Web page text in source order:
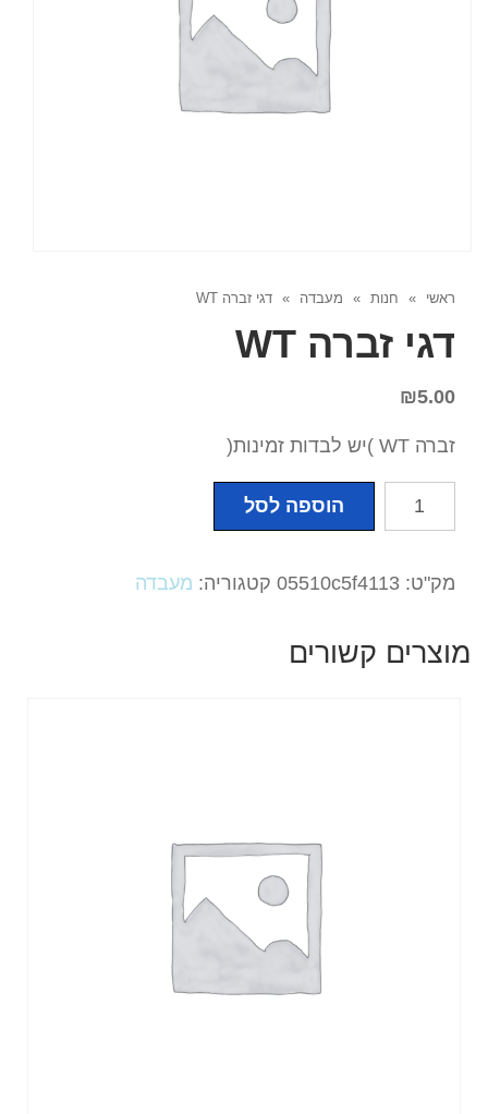
ראשי » חנות » מעבדה » דגי זברה WT
דגי זברה WT
₪5.00
זברה WT )יש לבדות זמינות(
כמות
זברה
הוספה לסל
מק"ט: 05510c5f4113 קטגוריה: מעבדה
מוצרים קשורים